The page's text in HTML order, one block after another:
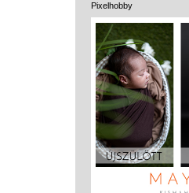
Pixelhobby